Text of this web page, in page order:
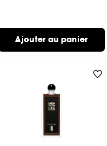
Ajouter au panier